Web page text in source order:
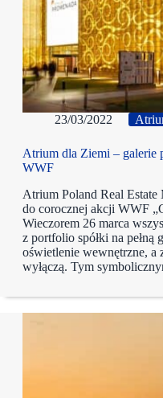
23/03/2022
Atrium dla Ziemi – galerie
WWF
Atrium Poland Real Estate
do corocznej akcji WWF
Wieczorem 26 marca
z portfolio spółki na pełną
oświetlenie wewnętrzne, a
wyłączą. Tym